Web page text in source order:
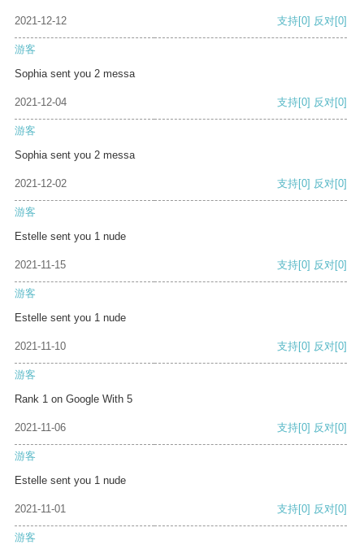
2021-12-12 支持[0] 反对[0]
游客
Sophia sent you 2 messa
2021-12-04 支持[0] 反对[0]
游客
Sophia sent you 2 messa
2021-12-02 支持[0] 反对[0]
游客
Estelle sent you 1 nude
2021-11-15 支持[0] 反对[0]
游客
Estelle sent you 1 nude
2021-11-10 支持[0] 反对[0]
游客
Rank 1 on Google With 5
2021-11-06 支持[0] 反对[0]
游客
Estelle sent you 1 nude
2021-11-01 支持[0] 反对[0]
游客